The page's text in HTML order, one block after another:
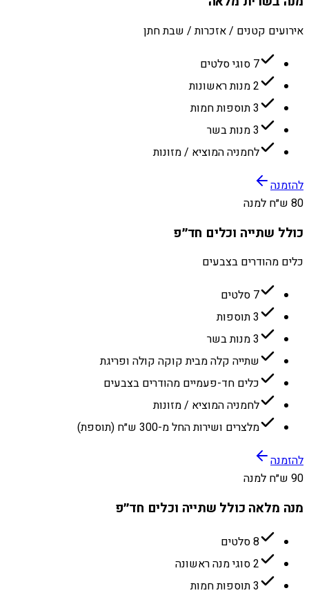
אירועים קטנים / אזכרות / שבת חתן
7 סוגי סלטים
2 מנות ראשונות
3 תוספות חמות
3 מנות בשר
לחמניה המוציא / מזונות
להזמנה
80 ש״ח למנה
כולל שתייה וכלים חד״פ
כלים מהודרים בצבעים
7 סלטים
3 תוספות
3 מנות בשר
שתייה קלה מבית קוקה קולה ופריגת
כלים חד-פעמיים מהודרים בצבעים
לחמניה המוציא / מזונות
מלצרים ושירות החל מ-300 ש״ח (תוספת)
להזמנה
90 ש״ח למנה
מנה מלאה כולל שתייה וכלים חד״פ
8 סלטים
2 סוגי מנה ראשונה
3 תוספות חמות